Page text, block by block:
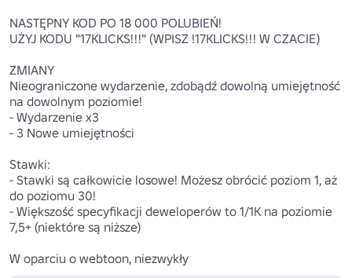
NASTĘPNY KOD PO 18 000 POLUBIEŃ!
UŻYJ KODU "17KLICKS!!!" (WPISZ !17KLICKS!!! W CZACIE)
ZMIANY
Nieograniczone wydarzenie, zdobądź dowolną umiejętność
na dowolnym poziomie!
- Wydarzenie x3
- 3 Nowe umiejętności
Stawki:
- Stawki są całkowicie losowe! Możesz obrócić poziom 1, aż
do poziomu 30!
- Większość specyfikacji deweloperów to 1/1K na poziomie
7,5+ (niektóre są niższe)
W oparciu o webtoon, niezwykły